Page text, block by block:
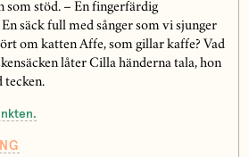
som stöd. – En fingerfärdig
säck full med sånger som vi sjunger
om katten Affe, som gillar kaffe? Vad
låter Cilla händerna tala, hon
tecken.